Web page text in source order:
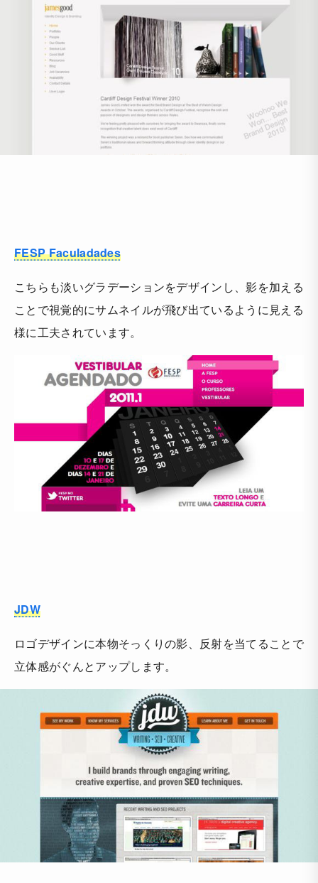
FESP Faculadades
こちらも淡いグラデーションをデザインし、影を加える
ことで視覚的にサムネイルが飛び出ているように見える
様に工夫されています。
JDW
ロゴデザインに本物そっくりの影、反射を当てることで
立体感がぐんとアップします。